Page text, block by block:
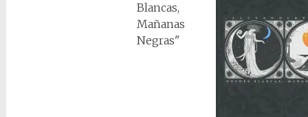
Blancas,
Mañanas
Negras"